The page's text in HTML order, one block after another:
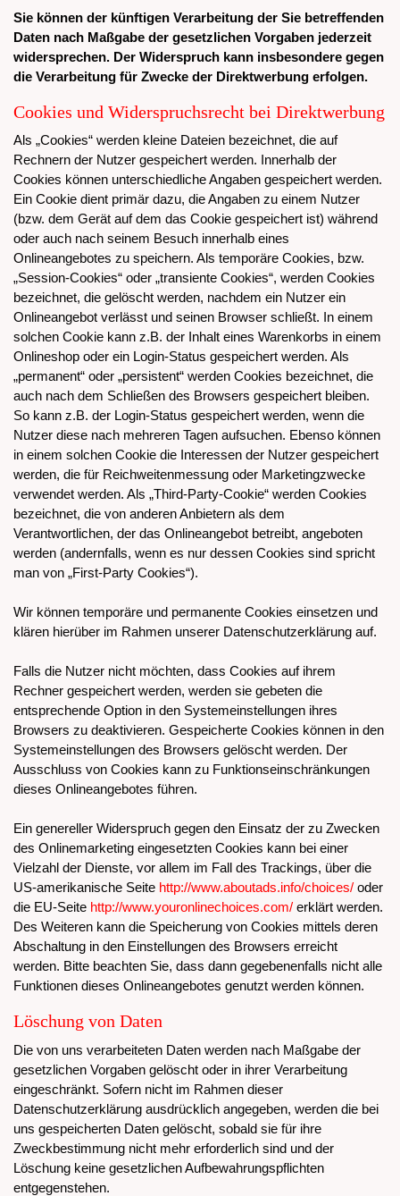
Sie können der künftigen Verarbeitung der Sie betreffenden
Daten nach Maßgabe der gesetzlichen Vorgaben jederzeit
widersprechen. Der Widerspruch kann insbesondere gegen
die Verarbeitung für Zwecke der Direktwerbung erfolgen.
Cookies und Widerspruchsrecht bei Direktwerbung
Als „Cookies“ werden kleine Dateien bezeichnet, die auf
Rechnern der Nutzer gespeichert werden. Innerhalb der
Cookies können unterschiedliche Angaben gespeichert werden.
Ein Cookie dient primär dazu, die Angaben zu einem Nutzer
(bzw. dem Gerät auf dem das Cookie gespeichert ist) während
oder auch nach seinem Besuch innerhalb eines
Onlineangebotes zu speichern. Als temporäre Cookies, bzw.
„Session-Cookies“ oder „transiente Cookies“, werden Cookies
bezeichnet, die gelöscht werden, nachdem ein Nutzer ein
Onlineangebot verlässt und seinen Browser schließt. In einem
solchen Cookie kann z.B. der Inhalt eines Warenkorbs in einem
Onlineshop oder ein Login-Status gespeichert werden. Als
„permanent“ oder „persistent“ werden Cookies bezeichnet, die
auch nach dem Schließen des Browsers gespeichert bleiben.
So kann z.B. der Login-Status gespeichert werden, wenn die
Nutzer diese nach mehreren Tagen aufsuchen. Ebenso können
in einem solchen Cookie die Interessen der Nutzer gespeichert
werden, die für Reichweitenmessung oder Marketingzwecke
verwendet werden. Als „Third-Party-Cookie“ werden Cookies
bezeichnet, die von anderen Anbietern als dem
Verantwortlichen, der das Onlineangebot betreibt, angeboten
werden (andernfalls, wenn es nur dessen Cookies sind spricht
man von „First-Party Cookies“).
Wir können temporäre und permanente Cookies einsetzen und
klären hierüber im Rahmen unserer Datenschutzerklärung auf.
Falls die Nutzer nicht möchten, dass Cookies auf ihrem
Rechner gespeichert werden, werden sie gebeten die
entsprechende Option in den Systemeinstellungen ihres
Browsers zu deaktivieren. Gespeicherte Cookies können in den
Systemeinstellungen des Browsers gelöscht werden. Der
Ausschluss von Cookies kann zu Funktionseinschränkungen
dieses Onlineangebotes führen.
Ein genereller Widerspruch gegen den Einsatz der zu Zwecken
des Onlinemarketing eingesetzten Cookies kann bei einer
Vielzahl der Dienste, vor allem im Fall des Trackings, über die
US-amerikanische Seite http://www.aboutads.info/choices/ oder
die EU-Seite http://www.youronlinechoices.com/ erklärt werden.
Des Weiteren kann die Speicherung von Cookies mittels deren
Abschaltung in den Einstellungen des Browsers erreicht
werden. Bitte beachten Sie, dass dann gegebenenfalls nicht alle
Funktionen dieses Onlineangebotes genutzt werden können.
Löschung von Daten
Die von uns verarbeiteten Daten werden nach Maßgabe der
gesetzlichen Vorgaben gelöscht oder in ihrer Verarbeitung
eingeschränkt. Sofern nicht im Rahmen dieser
Datenschutzerklärung ausdrücklich angegeben, werden die bei
uns gespeicherten Daten gelöscht, sobald sie für ihre
Zweckbestimmung nicht mehr erforderlich sind und der
Löschung keine gesetzlichen Aufbewahrungspflichten
entgegenstehen.